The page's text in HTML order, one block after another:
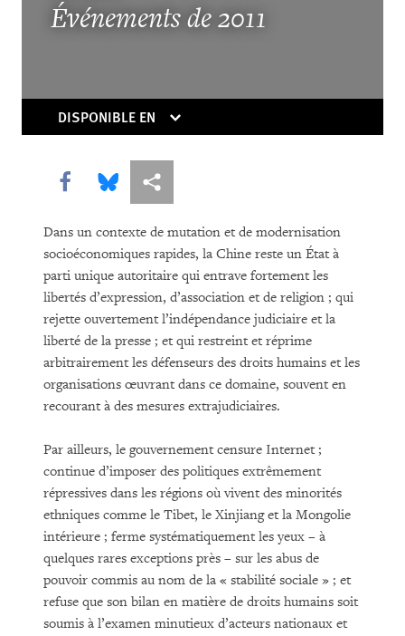
TÉLÉCHARGER
Événements de 2011
DISPONIBLE EN
Share this via Facebook
Share this via Bluesky
Share this via Partagez
Dans un contexte de mutation et de modernisation
socioéconomiques rapides, la Chine reste un État à
parti unique autoritaire qui entrave fortement les
libertés d’expression, d’association et de religion ; qui
rejette ouvertement l’indépendance judiciaire et la
liberté de la presse ; et qui restreint et réprime
arbitrairement les défenseurs des droits humains et les
organisations œuvrant dans ce domaine, souvent en
recourant à des mesures extrajudiciaires.
Par ailleurs, le gouvernement censure Internet ;
continue d’imposer des politiques extrêmement
répressives dans les régions où vivent des minorités
ethniques comme le Tibet, le Xinjiang et la Mongolie
intérieure ; ferme systématiquement les yeux – à
quelques rares exceptions près – sur les abus de
pouvoir commis au nom de la « stabilité sociale » ; et
refuse que son bilan en matière de droits humains soit
soumis à l’examen minutieux d’acteurs nationaux et